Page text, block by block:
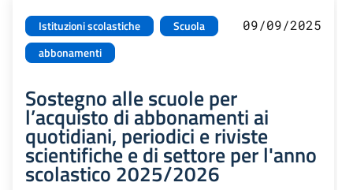
Istituzioni scolastiche
Scuola
abbonamenti
09/09/2025
Sostegno alle scuole per
l’acquisto di abbonamenti ai
quotidiani, periodici e riviste
scientifiche e di settore per l'anno
scolastico 2025/2026